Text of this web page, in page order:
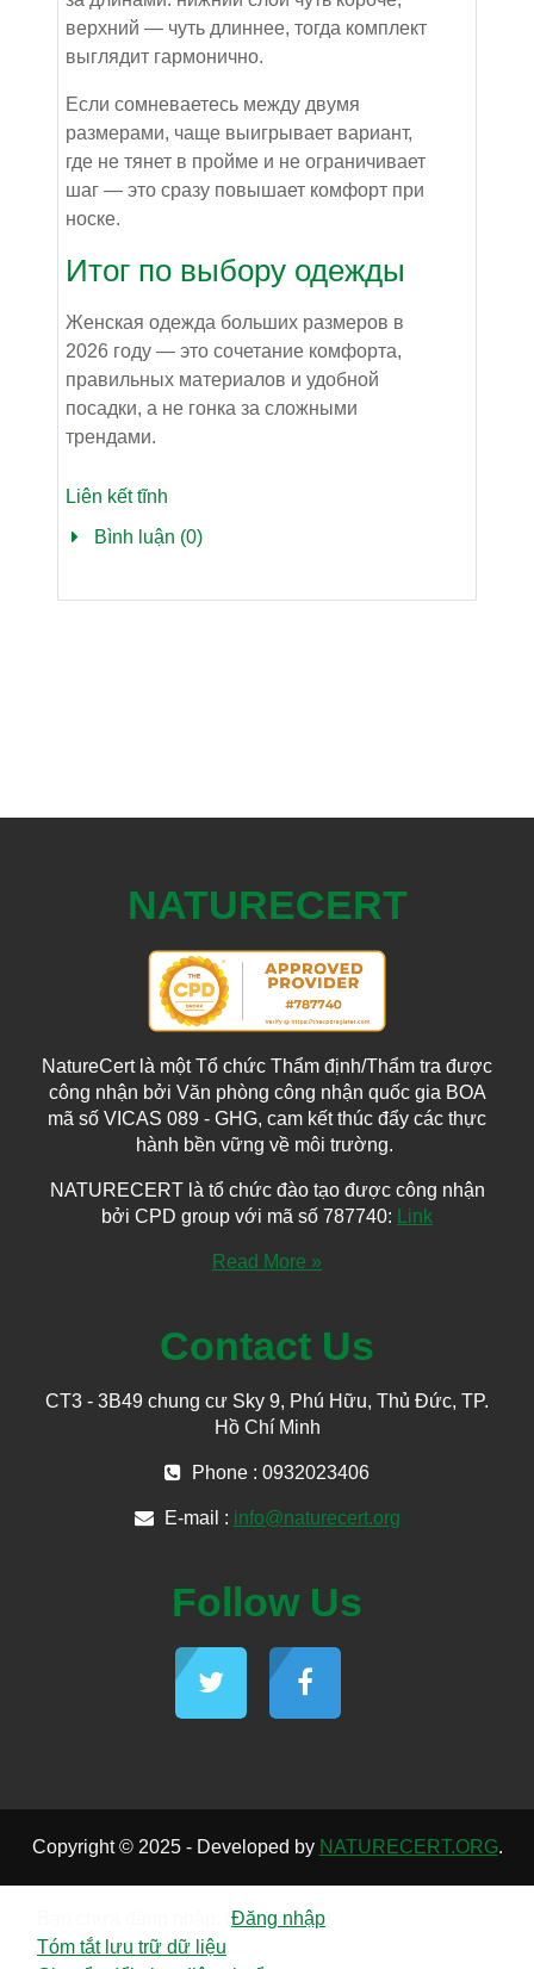
верхний — чуть длиннее, тогда комплект
выглядит гармонично.
Если сомневаетесь между двумя
размерами, чаще выигрывает вариант,
где не тянет в пройме и не ограничивает
шаг — это сразу повышает комфорт при
носке.
Итог по выбору одежды
Женская одежда больших размеров в
2026 году — это сочетание комфорта,
правильных материалов и удобной
посадки, а не гонка за сложными
трендами.
Liên kết tĩnh
Bình luận (0)
NATURECERT
NatureCert là một Tổ chức Thẩm định/Thẩm tra được
công nhận bởi Văn phòng công nhận quốc gia BOA
mã số VICAS 089 - GHG, cam kết thúc đẩy các thực
hành bền vững về môi trường.
NATURECERT là tổ chức đào tạo được công nhận
bởi CPD group với mã số 787740:
Link
Read More »
Contact Us
CT3 - 3B49 chung cư Sky 9, Phú Hữu, Thủ Đức, TP.
Hồ Chí Minh
Phone : 0932023406
E-mail : info@naturecert.org
Follow Us
Copyright © 2025 - Developed by NATURECERT.ORG.
Đăng nhập
Tóm tắt lưu trữ dữ liệu